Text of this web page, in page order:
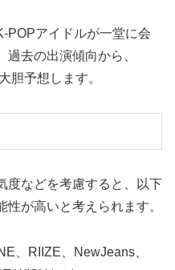
POPアイドルが一堂に会
去の出演傾向から、
胆予想します。
度などを考慮すると、以下
が高いと考えられます。
、RIIZE、NewJeans、